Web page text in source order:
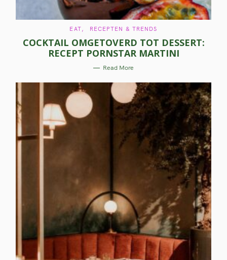
C
T
E
G
O
R
I
S
EAT RECEPTEN & TRENDS
COCKTAIL OMGETOVERD TOT DESSERT:
RECEPT PORNSTAR MARTINI
Read More